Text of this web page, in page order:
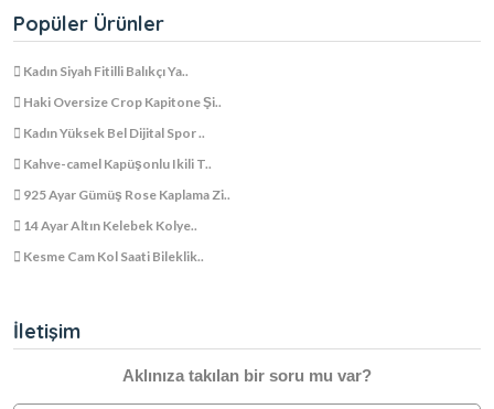
Popüler Ürünler
Kadın Siyah Fitilli Balıkçı Ya..
Haki Oversize Crop Kapitone Şi..
Kadın Yüksek Bel Dijital Spor ..
Kahve-camel Kapüşonlu Ikili T..
925 Ayar Gümüş Rose Kaplama Zi..
14 Ayar Altın Kelebek Kolye..
Kesme Cam Kol Saati Bileklik..
İletişim
Aklınıza takılan bir soru mu var?